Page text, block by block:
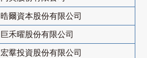
晧爾資本股份有限公司
巨禾曜股份有限公司
宏羣投資股份有限公司